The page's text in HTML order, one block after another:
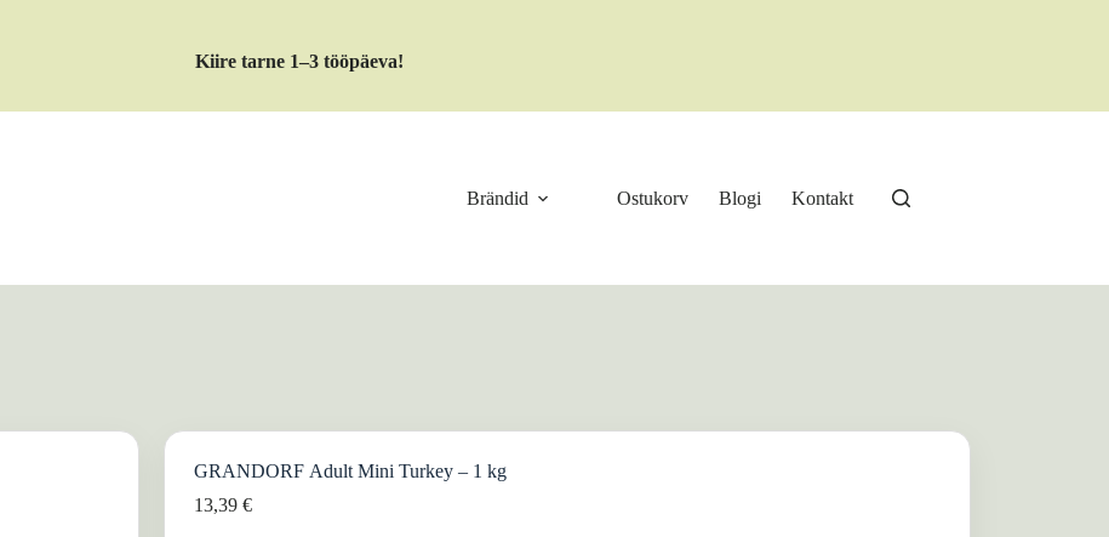
Kiire tarne 1–3 tööpäeva!
Brändid Ostukorv Blogi Kontakt
GRANDORF Adult Mini Turkey – 1 kg
13,39€